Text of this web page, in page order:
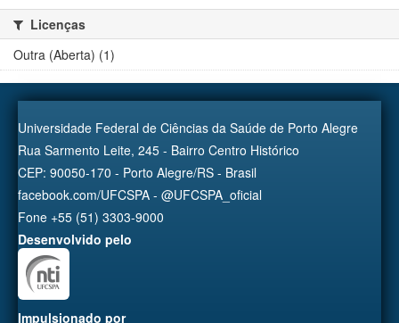
Licenças
Outra (Aberta) (1)
Universidade Federal de Ciências da Saúde de Porto Alegre
Rua Sarmento Leite, 245 - Bairro Centro Histórico
CEP: 90050-170 - Porto Alegre/RS - Brasil
facebook.com/UFCSPA - @UFCSPA_oficial
Fone +55 (51) 3303-9000
Desenvolvido pelo
Impulsionado por